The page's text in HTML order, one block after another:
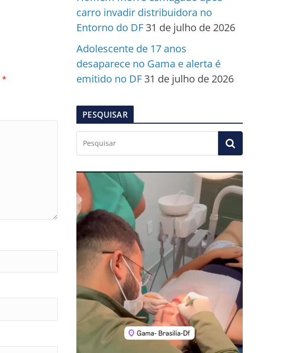
*
carro invadir distribuidora no
Entorno do DF 31 de julho de 2026
Adolescente de 17 anos
desaparece no Gama e alerta é
emitido no DF 31 de julho de 2026
PESQUISAR